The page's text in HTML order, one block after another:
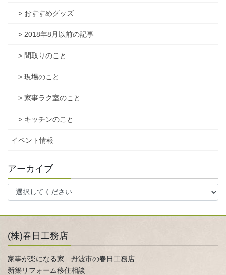
> おすすめグッズ
> 2018年8月以前の記事
> 間取りのこと
> 現場のこと
> 家事ラク室のこと
> キッチンのこと
イベント情報
アーカイブ
(株)春日工務店
家事が楽になる家 丹波市の春日工務店
新築リフォーム移住相談